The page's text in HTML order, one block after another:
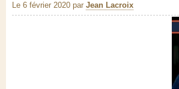
Le 6 février 2020 par Jean Lacroix